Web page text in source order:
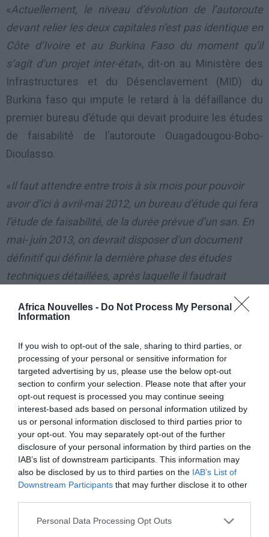
Africa Nouvelles - Do Not Process My Personal
Information
If you wish to opt-out of the sale, sharing to third parties, or
processing of your personal or sensitive information for
targeted advertising by us, please use the below opt-out
section to confirm your selection. Please note that after your
opt-out request is processed you may continue seeing
interest-based ads based on personal information utilized by
us or personal information disclosed to third parties prior to
your opt-out. You may separately opt-out of the further
disclosure of your personal information by third parties on the
IAB’s list of downstream participants. This information may
also be disclosed by us to third parties on the IAB’s List of
Downstream Participants that may further disclose it to other
Personal Data Processing Opt Outs
«Actuellement, le niveau d’évolution de l’autoroute
devant relier les deux capitales n’est pas identique en
Côte d’Ivoire et au Burkina Faso du moment qu’il
s’agit d’un projet inter-état», dit-on au Ministère des
Infrastructures et du Désenclavement (MID) du
Burkina faso qui impute le retard à la défaillance du
premier bureau d’étude qui devait produire les études
de faisabilité de l’autoroute Ouagadougou-Bobo-
Dioulasso.
«Il faut attendre entre trois à six mois pour pouvoir
avoir d’ici à avril-mai 2012, un bureau d’étude qui fera
l’étude de faisabilité, de la durée prévue d’un san. En
mai- juin 2013, on devrait disposer d’un document
définitif qui définir la dernière phase des études
techniques détaillées, après laquelle il faudrait
attendre 12 à 18 mois pour finaliser certains aspects.
Ce sera donc vers début 2015 que la construction
la Direction des Ouvrages d’Art (DGOA), expliquant que
la construction se fera par séquences.
On pourra commencer par Ouagadougou à
Koudougou. Ensuite Koudougou-Boromo, ainsi de
suite», a-t-il indiqué avant de souligner que le délai
d’exécution d’une route de ce genre est de un an pour
100 Km de bitume.
Comme nous avons à peu près 400 Km de route
entre Ouagadougou et Bobo-Dioulasso, il faut
compter au moins quatre ans pour l’exécution des